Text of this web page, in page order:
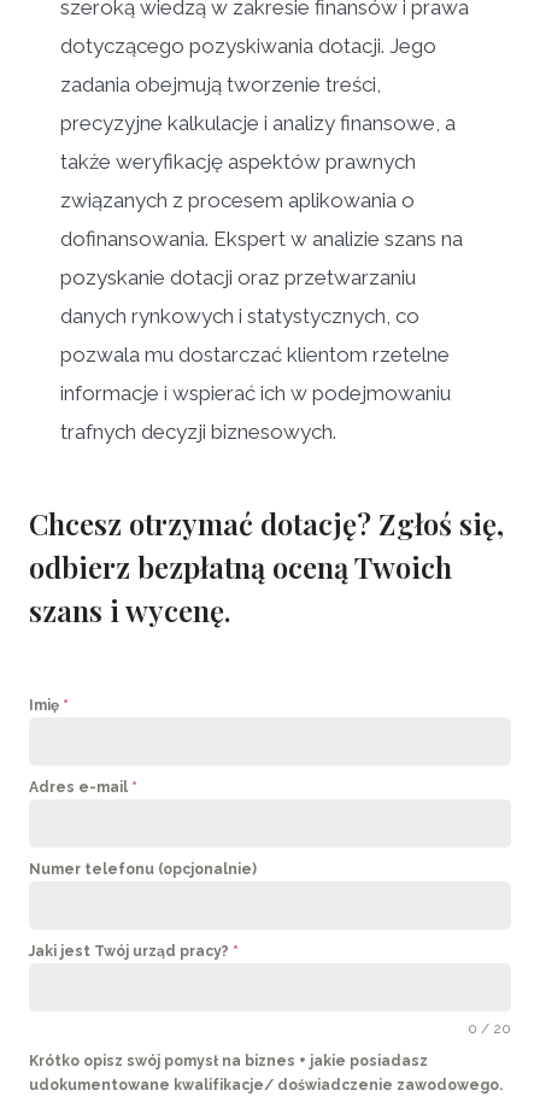
szeroką wiedzą w zakresie finansów i prawa
dotyczącego pozyskiwania dotacji. Jego
zadania obejmują tworzenie treści,
precyzyjne kalkulacje i analizy finansowe, a
także weryfikację aspektów prawnych
związanych z procesem aplikowania o
dofinansowania. Ekspert w analizie szans na
pozyskanie dotacji oraz przetwarzaniu
danych rynkowych i statystycznych, co
pozwala mu dostarczać klientom rzetelne
informacje i wspierać ich w podejmowaniu
trafnych decyzji biznesowych.
Chcesz otrzymać dotację? Zgłoś się,
odbierz bezpłatną oceną Twoich
szans i wycenę.
Imię *
Adres e-mail *
Numer telefonu (opcjonalnie)
Jaki jest Twój urząd pracy? *
0 / 20
Krótko opisz swój pomysł na biznes + jakie posiadasz
udokumentowane kwalifikacje/ doświadczenie zawodowego.